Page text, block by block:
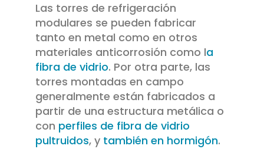
Las torres de refrigeración
modulares se pueden fabricar
tanto en metal como en otros
materiales anticorrosión como la
fibra de vidrio. Por otra parte, las
torres montadas en campo
generalmente están fabricados a
partir de una estructura metálica o
con perfiles de fibra de vidrio
pultruidos, y también en hormigón.